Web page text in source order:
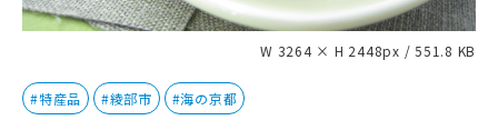
W 3264 × H 2448px / 551.8 KB
#特産品 #綾部市 #海の京都